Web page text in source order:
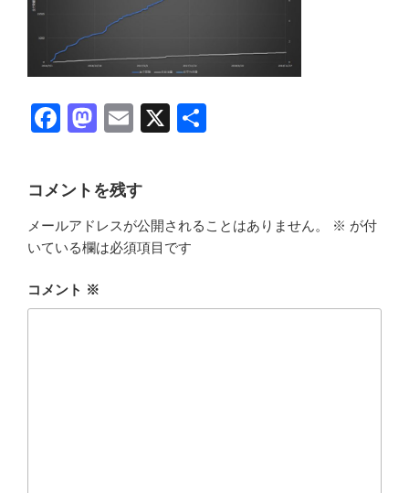
F
c
e
b
o
o
M
st
o
d
o
n
E
ail
X
コメントを残す
メールアドレスが公開されることはありません。 ※ が付
いている欄は必須項目です
コメント ※